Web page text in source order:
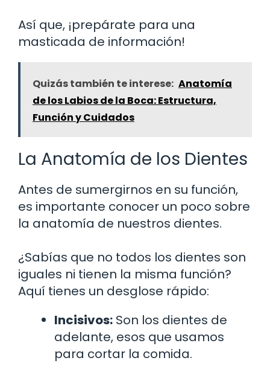
Así que, ¡prepárate para una
masticada de información!
Quizás también te interese: Anatomía
de los Labios de la Boca: Estructura,
Función y Cuidados
La Anatomía de los Dientes
Antes de sumergirnos en su función,
es importante conocer un poco sobre
la anatomía de nuestros dientes.
¿Sabías que no todos los dientes son
iguales ni tienen la misma función?
Aquí tienes un desglose rápido:
Incisivos: Son los dientes de
adelante, esos que usamos
para cortar la comida.